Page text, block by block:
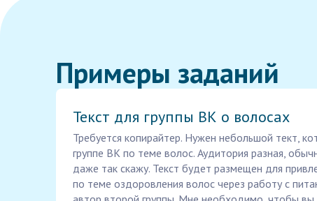
Примеры заданий
Текст для группы ВК о волосах
Требуется копирайтер. Нужен небольшой тект,
группе ВК по теме волос. Аудитория разная,
даже так скажу. Текст будет размещен для
по теме оздоровления волос через работу с